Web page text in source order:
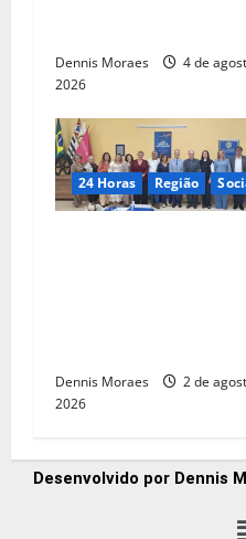
Dennis Moraes
4 de
2026
24 Horas Região
Dennis Moraes
2 de
2026
Desenvolvido por Dennis